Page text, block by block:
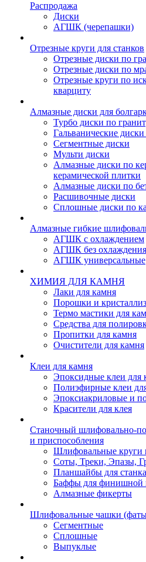
Распродажа
Диски
АГШК (черепашки)
Отрезные круги для станков
Отрезные диски по
Отрезные диски по
Отрезные круги по
кварциту
Алмазные диски для
Турбо диски по
Гальванические
Сегментные диски
Мульти диски
Алмазные диски по
керамической плитки
Алмазные диски по
Расшивочные диски
Сплошные диски по
Алмазные гибкие
АГШК с охлаждением
АГШК без охлаждения
АГШК универсальные
ХИМИЯ ДЛЯ КАМНЯ
Лаки для камня
Порошки и
Термо мастики для
Средства для
Пропитки для камня
Очистители для камня
Клеи для камня
Эпоксидные клеи для
Полиэфирные клеи
Эпоксиакриловые и
Красители для клея
Станочный шлифовально-
и приспособления
Шлифовальные круги
Соты, Треки, Эпазы,
Планшайбы для станка
Баффы для финишной
Алмазные фикерты
Шлифовальные чашки
Сегментные
Сплошные
Выпуклые